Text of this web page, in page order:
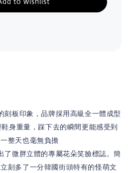
刻板印象，品牌採用高級全一體成型
身重量，踩下去的瞬間更能感受到
整天也毫無負擔
了微胖立體的專屬花朵笑臉標誌。簡
刻多了一分韓國街頭特有的怪萌文